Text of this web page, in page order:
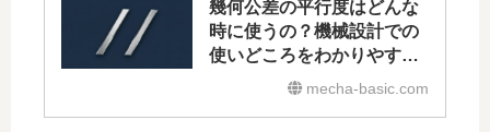
幾何公差の平行度はどんな
時に使うの？機械設計での
使いどころをわかりやすく
mecha-basic.com